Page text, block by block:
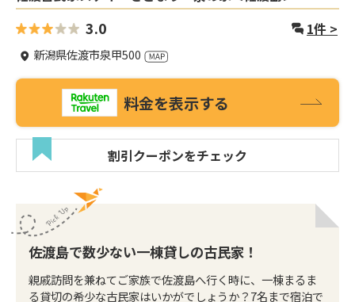
3.0 1件 >
新潟県佐渡市泉甲500
料金を表示する
割引クーポンをチェック
佐渡島で数少ない一棟貸しの古民家！
親戚訪問を兼ねてご家族で佐渡島へ行く時に、一棟まるま
る貸切の希少な古民家はいかがでしょうか？7名まで宿泊で